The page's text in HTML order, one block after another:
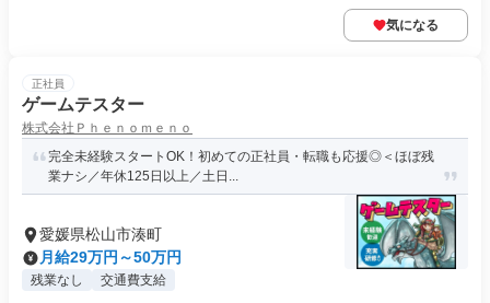
気になる
正社員
ゲームテスター
株式会社Ｐｈｅｎｏｍｅｎｏ
完全未経験スタートOK！初めての正社員・転職も応援◎＜ほぼ残
業ナシ／年休125日以上／土日...
愛媛県松山市湊町
月給29万円～50万円
残業なし 交通費支給